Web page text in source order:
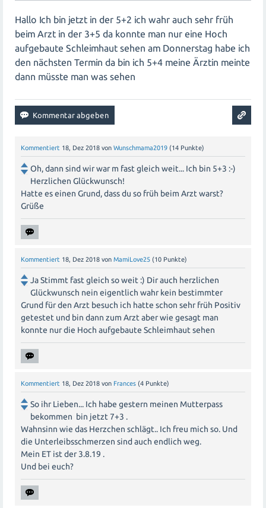
Hallo Ich bin jetzt in der 5+2 ich wahr auch sehr früh
beim Arzt in der 3+5 da konnte man nur eine Hoch
aufgebaute Schleimhaut sehen am Donnerstag habe ich
den nächsten Termin da bin ich 5+4 meine Ärztin meinte
dann müsste man was sehen
Kommentiert 18, Dez 2018 von Wunschmama2019 (14 Punkte)
Oh, dann sind wir war m fast gleich weit... Ich bin 5+3 :-)
Herzlichen Glückwunsch!
Hatte es einen Grund, dass du so früh beim Arzt warst?
Grüße
Kommentiert 18, Dez 2018 von MamiLove25 (10 Punkte)
Ja Stimmt fast gleich so weit :) Dir auch herzlichen
Glückwunsch nein eigentlich wahr kein bestimmter
Grund für den Arzt besuch ich hatte schon sehr früh Positiv
getestet und bin dann zum Arzt aber wie gesagt man
konnte nur die Hoch aufgebaute Schleimhaut sehen
Kommentiert 18, Dez 2018 von Frances (4 Punkte)
So ihr Lieben... Ich habe gestern meinen Mutterpass
bekommen bin jetzt 7+3 .
Wahnsinn wie das Herzchen schlägt.. Ich freu mich so. Und
die Unterleibsschmerzen sind auch endlich weg.
Mein ET ist der 3.8.19 .
Und bei euch?